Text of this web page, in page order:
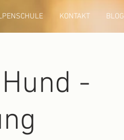
KONTAKT BLOG
-